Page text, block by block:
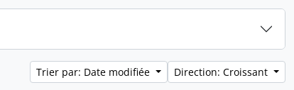
Trier par: Date modifiée Direction: Croissant